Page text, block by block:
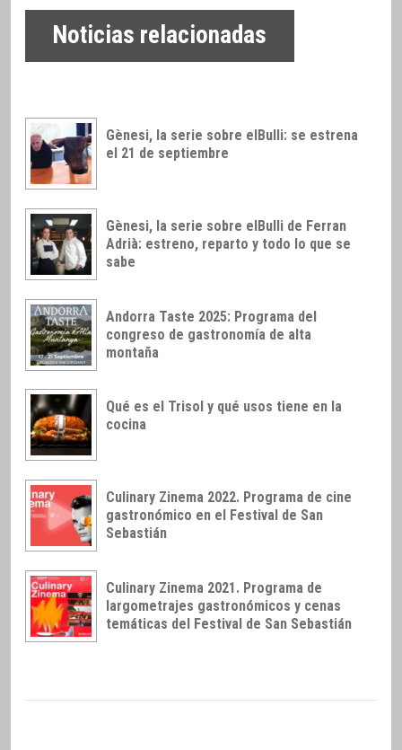
Noticias relacionadas
Gènesi, la serie sobre elBulli: se estrena
el 21 de septiembre
Gènesi, la serie sobre elBulli de Ferran
Adrià: estreno, reparto y todo lo que se
sabe
Andorra Taste 2025: Programa del
congreso de gastronomía de alta
montaña
Qué es el Trisol y qué usos tiene en la
cocina
Culinary Zinema 2022. Programa de cine
gastronómico en el Festival de San
Sebastián
Culinary Zinema 2021. Programa de
largometrajes gastronómicos y cenas
temáticas del Festival de San Sebastián